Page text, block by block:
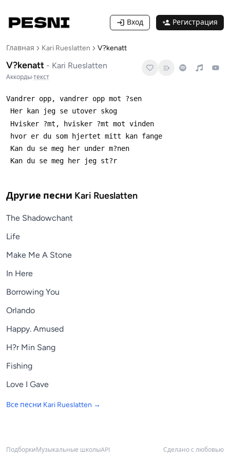
Вход Регистрация
Главная Kari Rueslatten V?kenatt
V?kenatt - Kari Rueslatten
Аккорды·текст
Другие песни Kari Rueslatten
The Shadowchant
Life
Make Me A Stone
In Here
Borrowing You
Orlando
Happy. Amused
H?r Min Sang
Fishing
Love I Gave
Все песни Kari Rueslatten →
Подборки Музыкальные школыAPI Сделано с любовью